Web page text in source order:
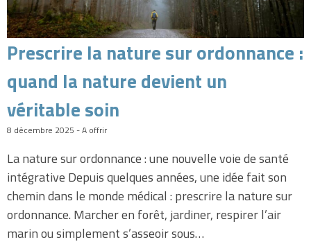
Prescrire la nature sur ordonnance :
quand la nature devient un
véritable soin
8 décembre 2025 - A offrir
La nature sur ordonnance : une nouvelle voie de santé
intégrative Depuis quelques années, une idée fait son
chemin dans le monde médical : prescrire la nature sur
ordonnance. Marcher en forêt, jardiner, respirer l’air
marin ou simplement s’asseoir sous…